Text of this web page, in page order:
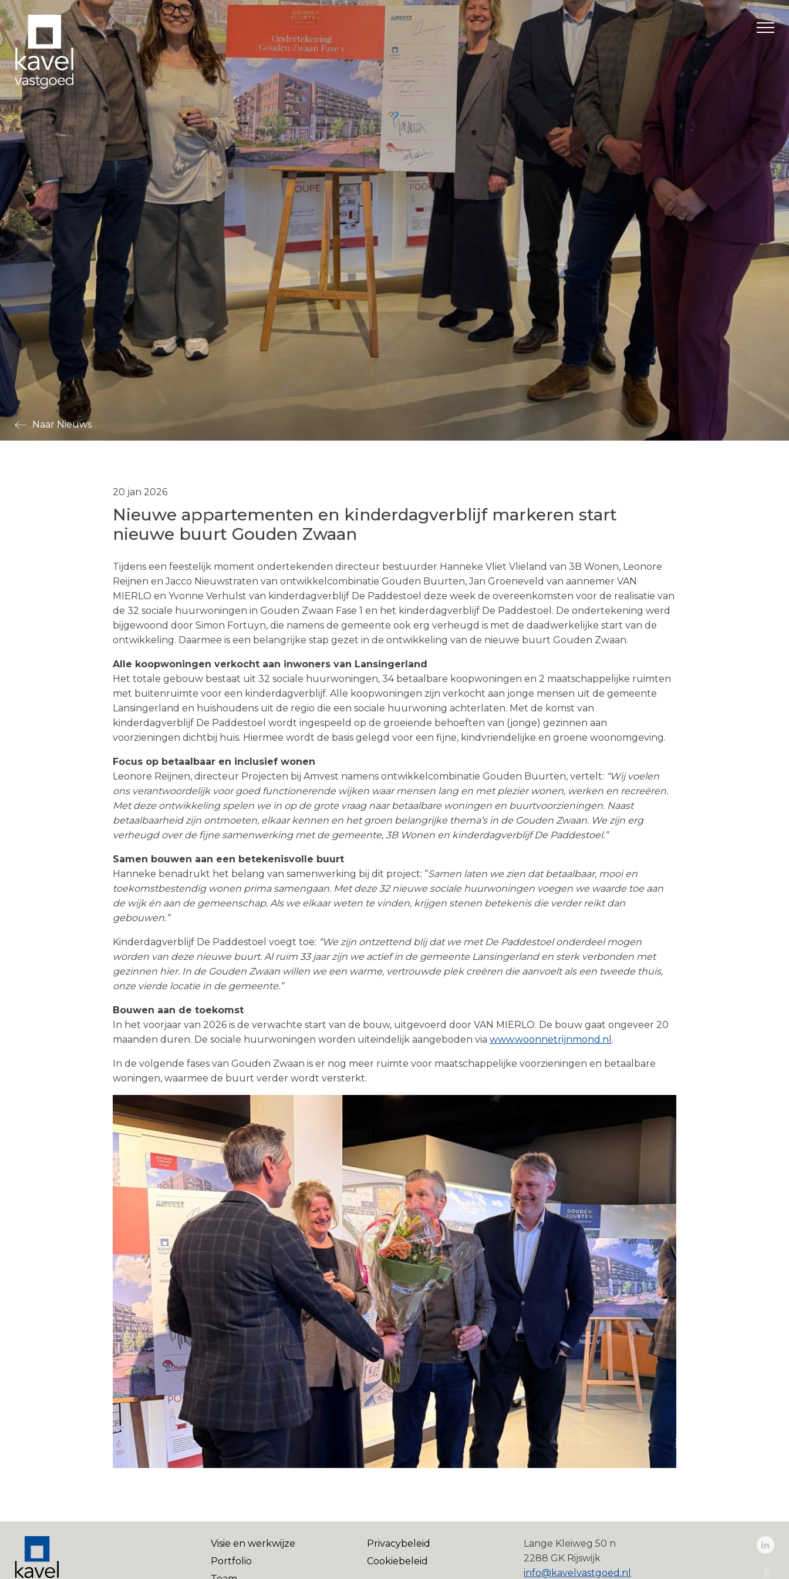
Visie en werkwijze
Portfolio
Nieuws
Contact
Naar Nieuws
20 jan 2026
Nieuwe appartementen en kinderdagverblijf markeren start
nieuwe buurt Gouden Zwaan
Tijdens een feestelijk moment ondertekenden directeur bestuurder Hanneke Vliet Vlieland van 3B Wonen, Leonore
Reijnen en Jacco Nieuwstraten van ontwikkelcombinatie Gouden Buurten, Jan Groeneveld van aannemer VAN
MIERLO en Yvonne Verhulst van kinderdagverblijf De Paddestoel deze week de overeenkomsten voor de realisatie van
de 32 sociale huurwoningen in Gouden Zwaan Fase 1 en het kinderdagverblijf De Paddestoel. De ondertekening werd
bijgewoond door Simon Fortuyn, die namens de gemeente ook erg verheugd is met de daadwerkelijke start van de
ontwikkeling. Daarmee is een belangrijke stap gezet in de ontwikkeling van de nieuwe buurt Gouden Zwaan.
Alle koopwoningen verkocht aan inwoners van Lansingerland
Het totale gebouw bestaat uit 32 sociale huurwoningen, 34 betaalbare koopwoningen en 2 maatschappelijke ruimten
met buitenruimte voor een kinderdagverblijf. Alle koopwoningen zijn verkocht aan jonge mensen uit de gemeente
Lansingerland en huishoudens uit de regio die een sociale huurwoning achterlaten. Met de komst van
kinderdagverblijf De Paddestoel wordt ingespeeld op de groeiende behoeften van (jonge) gezinnen aan
voorzieningen dichtbij huis. Hiermee wordt de basis gelegd voor een fijne, kindvriendelijke en groene woonomgeving.
Focus op betaalbaar en inclusief wonen
Leonore Reijnen, directeur Projecten bij Amvest namens ontwikkelcombinatie Gouden Buurten, vertelt: “Wij voelen
ons verantwoordelijk voor goed functionerende wijken waar mensen lang en met plezier wonen, werken en recreëren.
Met deze ontwikkeling spelen we in op de grote vraag naar betaalbare woningen en buurtvoorzieningen. Naast
betaalbaarheid zijn ontmoeten, elkaar kennen en het groen belangrijke thema’s in de Gouden Zwaan. We zijn erg
verheugd over de fijne samenwerking met de gemeente, 3B Wonen en kinderdagverblijf De Paddestoel.”
Samen bouwen aan een betekenisvolle buurt
Hanneke benadrukt het belang van samenwerking bij dit project: “Samen laten we zien dat betaalbaar, mooi en
toekomstbestendig wonen prima samengaan. Met deze 32 nieuwe sociale huurwoningen voegen we waarde toe aan
de wijk én aan de gemeenschap. Als we elkaar weten te vinden, krijgen stenen betekenis die verder reikt dan
gebouwen.”
Kinderdagverblijf De Paddestoel voegt toe: “We zijn ontzettend blij dat we met De Paddestoel onderdeel mogen
worden van deze nieuwe buurt. Al ruim 33 jaar zijn we actief in de gemeente Lansingerland en sterk verbonden met
gezinnen hier. In de Gouden Zwaan willen we een warme, vertrouwde plek creëren die aanvoelt als een tweede thuis,
onze vierde locatie in de gemeente.”
Bouwen aan de toekomst
In het voorjaar van 2026 is de verwachte start van de bouw, uitgevoerd door VAN MIERLO. De bouw gaat ongeveer 20
maanden duren. De sociale huurwoningen worden uiteindelijk aangeboden via www.woonnetrijnmond.nl .
In de volgende fases van Gouden Zwaan is er nog meer ruimte voor maatschappelijke voorzieningen en betaalbare
woningen, waarmee de buurt verder wordt versterkt.
Visie en werkwijze
Portfolio
Privacybeleid
Cookiebeleid
Lange Kleiweg 50 n
2288 GK Rijswijk
info@kavelvastgoed.nl